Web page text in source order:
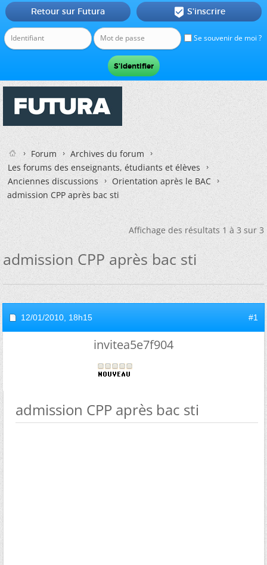
Se souvenir de moi ?
Retour sur Futura  S'inscrire
Forum
Archives du forum
Les forums des enseignants, étudiants et élèves
Anciennes discussions
Orientation après le BAC
admission CPP après bac sti
Affichage des résultats 1 à 3 sur 3
admission CPP après bac sti
12/01/2010, 18h15 #1
invitea5e7f904
admission CPP après bac sti